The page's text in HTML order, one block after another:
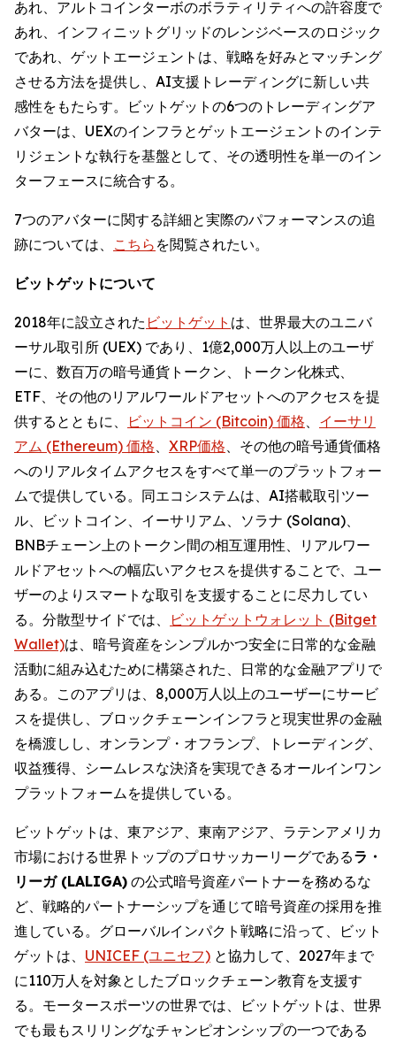
あれ、アルトコインターボのボラティリティへの許容度で
あれ、インフィニットグリッドのレンジベースのロジック
であれ、ゲットエージェントは、戦略を好みとマッチング
させる方法を提供し、AI支援トレーディングに新しい共
感性をもたらす。ビットゲットの6つのトレーディングア
バターは、UEXのインフラとゲットエージェントのインテ
リジェントな執行を基盤として、その透明性を単一のイン
ターフェースに統合する。
7つのアバターに関する詳細と実際のパフォーマンスの追
跡については、 こちら を閲覧されたい。
ビットゲットについて
2018年に設立された ビットゲット は、世界最大のユニバ
ーサル取引所 (UEX) であり、1億2,000万人以上のユーザ
ーに、数百万の暗号通貨トークン、トークン化株式、
ETF、その他のリアルワールドアセットへのアクセスを提
供するとともに、
ビットコイン (Bitcoin) 価格
イーサリ
アム (Ethereum) 価格
XRP価格 、その他の暗号通貨価格
へのリアルタイムアクセスをすべて単一のプラットフォー
ムで提供している。同エコシステムは、AI搭載取引ツー
ル、ビットコイン、イーサリアム、ソラナ (Solana)、
BNBチェーン上のトークン間の相互運用性、リアルワー
ルドアセットへの幅広いアクセスを提供することで、ユー
ザーのよりスマートな取引を支援することに尽力してい
る。分散型サイドでは、
ビットゲットウォレット (Bitget
Wallet)は、暗号資産をシンプルかつ安全に日常的な金融
活動に組み込むために構築された、日常的な金融アプリで
ある。このアプリは、8,000万人以上のユーザーにサービ
スを提供し、ブロックチェーンインフラと現実世界の金融
を橋渡しし、オンランプ・オフランプ、トレーディング、
収益獲得、シームレスな決済を実現できるオールインワン
プラットフォームを提供している。
ビットゲットは、東アジア、東南アジア、ラテンアメリカ
市場における世界トップのプロサッカーリーグであるラ・
リーガ (LALIGA) の公式暗号資産パートナーを務めるな
ど、戦略的パートナーシップを通じて暗号資産の採用を推
進している。グローバルインパクト戦略に沿って、ビット
ゲットは、 UNICEF (ユニセフ) と協力して、2027年まで
に110万人を対象としたブロックチェーン教育を支援す
る。モータースポーツの世界では、ビットゲットは、世界
でも最もスリリングなチャンピオンシップの一つである